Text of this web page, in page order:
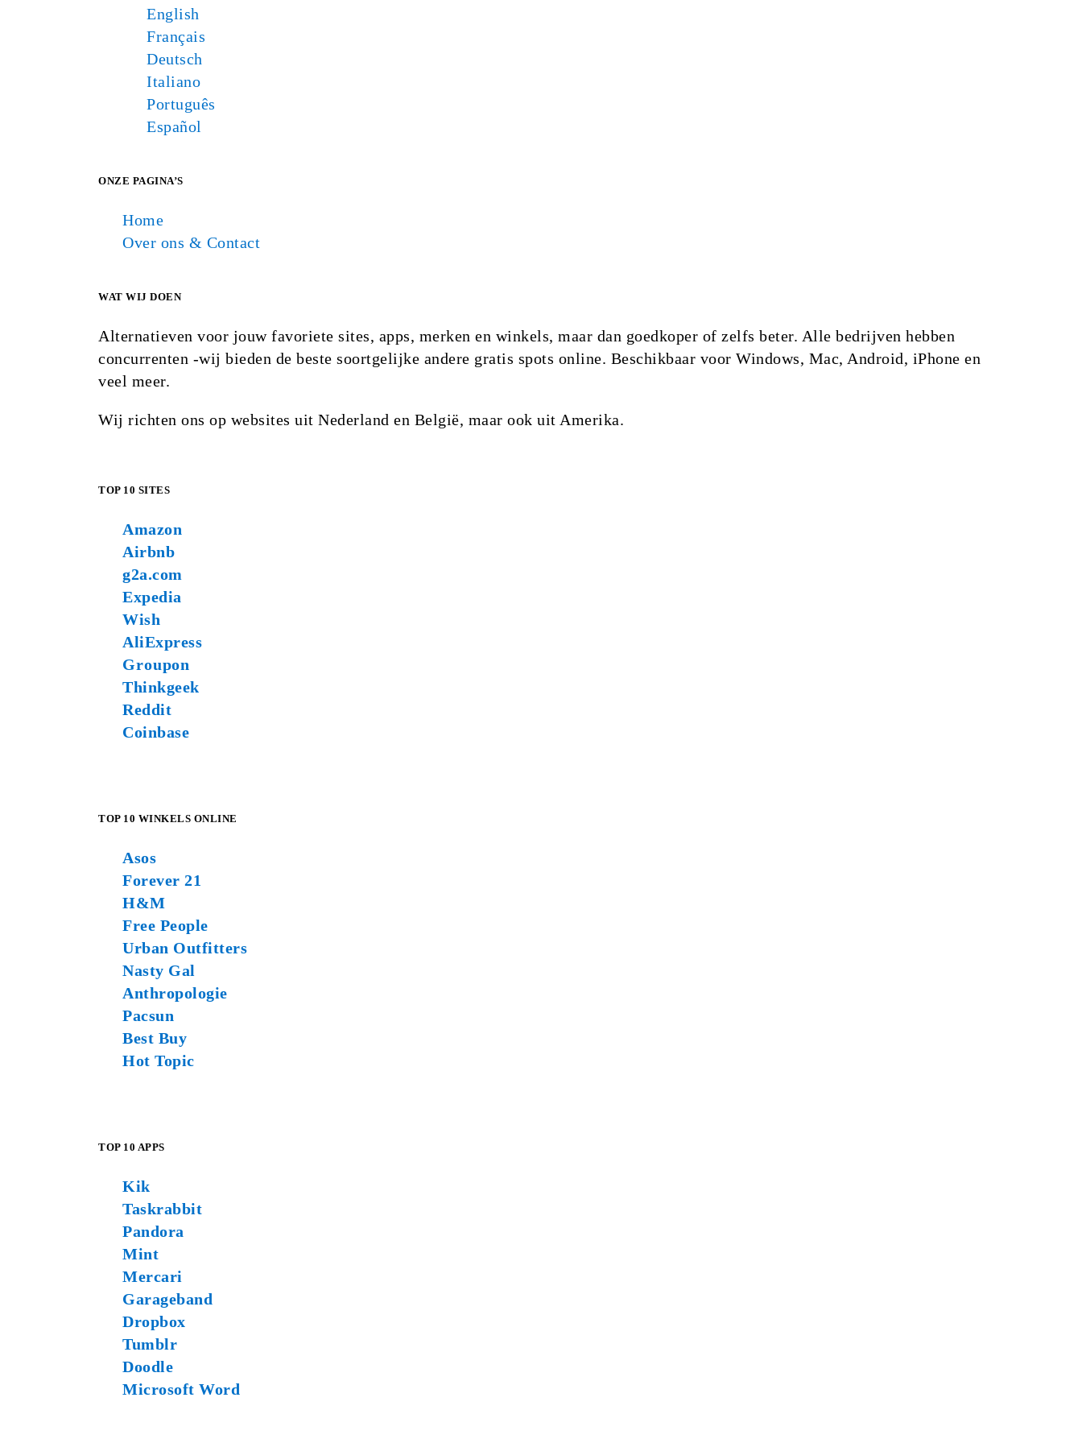
English
Français
Deutsch
Italiano
Português
Español
ONZE PAGINA’S
Home
Over ons & Contact
WAT WIJ DOEN
Alternatieven voor jouw favoriete sites, apps, merken en winkels, maar dan goedkoper of zelfs beter. Alle bedrijven hebben
concurrenten -wij bieden de beste soortgelijke andere gratis spots online. Beschikbaar voor Windows, Mac, Android, iPhone en
veel meer.
Wij richten ons op websites uit Nederland en België, maar ook uit Amerika.
TOP 10 SITES
Amazon
Airbnb
g2a.com
Expedia
Wish
AliExpress
Groupon
Thinkgeek
Reddit
Coinbase
TOP 10 WINKELS ONLINE
Asos
Forever 21
H&M
Free People
Urban Outfitters
Nasty Gal
Anthropologie
Pacsun
Best Buy
Hot Topic
TOP 10 APPS
Kik
Taskrabbit
Pandora
Mint
Mercari
Garageband
Dropbox
Tumblr
Doodle
Microsoft Word